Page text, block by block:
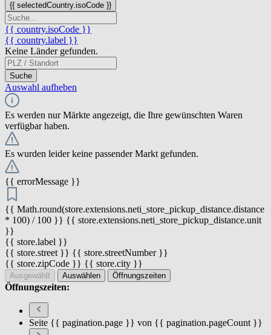
{{ selectedCountry.isoCode }}
{{ country.isoCode }}
{{ country.label }}
Keine Länder gefunden.
Suche
Auswahl aufheben
Es werden nur Märkte angezeigt, die Ihre gewünschten Waren
verfügbar haben.
Es wurden leider keine passender Markt gefunden.
{{ errorMessage }}
{{ Math.round(store.extensions.neti_store_pickup_distance.distance
* 100) / 100 }} {{ store.extensions.neti_store_pickup_distance.unit
}}
{{ store.label }}
{{ store.street }} {{ store.streetNumber }}
{{ store.zipCode }} {{ store.city }}
Ausgewählt Auswählen Öffnungszeiten
Öffnungszeiten:
Seite {{ pagination.page }} von {{ pagination.pageCount }}